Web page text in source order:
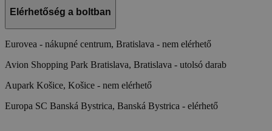
Elérhetőség a boltban
Eurovea - nákupné centrum, Bratislava - nem elérhető
Avion Shopping Park Bratislava, Bratislava - utolsó darab
Aupark Košice, Košice - nem elérhető
Europa SC Banská Bystrica, Banská Bystrica - elérhető